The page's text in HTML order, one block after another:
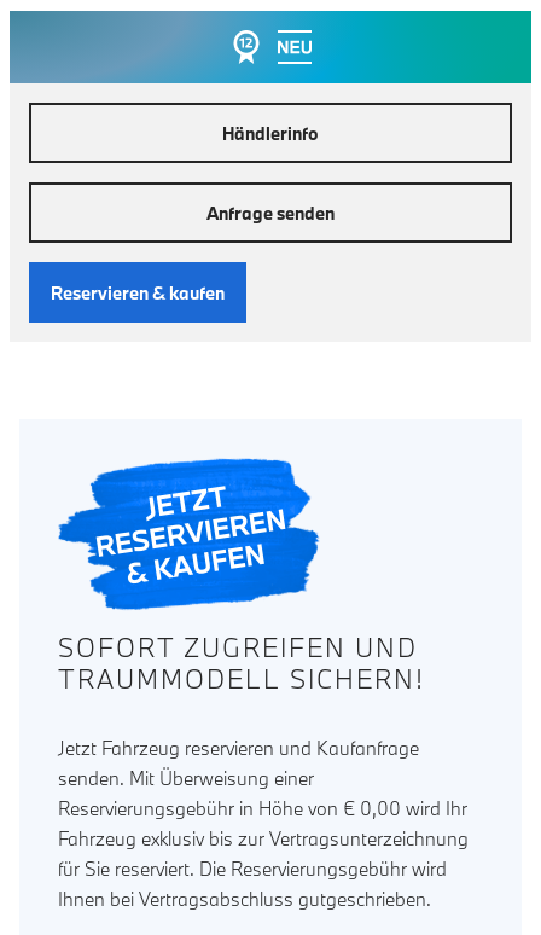
Händlerinfo
Anfrage senden
Reservieren & kaufen
SOFORT ZUGREIFEN UND
TRAUMMODELL SICHERN!
Jetzt Fahrzeug reservieren und Kaufanfrage
senden. Mit Überweisung einer
Reservierungsgebühr in Höhe von € 0,00 wird Ihr
Fahrzeug exklusiv bis zur Vertragsunterzeichnung
für Sie reserviert. Die Reservierungsgebühr wird
Ihnen bei Vertragsabschluss gutgeschrieben.